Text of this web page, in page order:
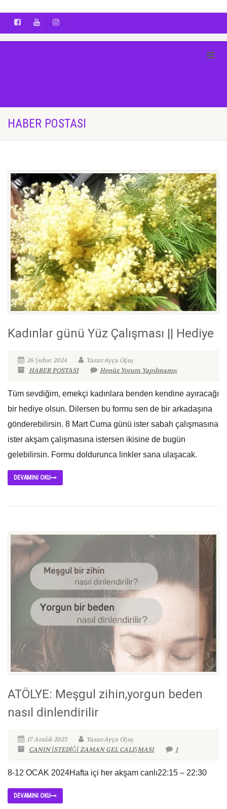
HABER POSTASI
Kadınlar günü Yüz Çalışması || Hediye
26 Şubat 2024
Yazar:Ayça Oğuş
HABER POSTASI
Henüz Yorum Yapılmamış
Tüm sevdiğim, emekçi kadınlara benden kendine ayıracağı
bir hediye olsun. Dilersen bu formu sen de bir arkadaşına
gönderebilirsin. 8 Mart Cuma günü ister sabah çalışmasına
ister akşam çalışmasına istersen ikisine de bugün
gelebilirsin. Formu doldurunca linkler sana ulaşacak.
DEVAMINI OKU
ATÖLYE: Meşgul zihin,yorgun beden
nasıl dinlendirilir
17 Aralık 2023
Yazar:Ayça Oğuş
CANIN İSTEDİĞİ ZAMAN GEL ÇALIŞMASI
1
8-12 OCAK 2024Hafta içi her akşam canlı22:15 – 22:30
DEVAMINI OKU